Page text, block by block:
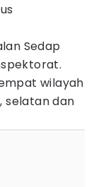
Sedap
wilayah
selatan dan